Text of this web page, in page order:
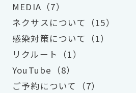
MEDIA（7）
ネクサスについて（15）
感染対策について（1）
リクルート（1）
YouTube（8）
ご予約について（7）